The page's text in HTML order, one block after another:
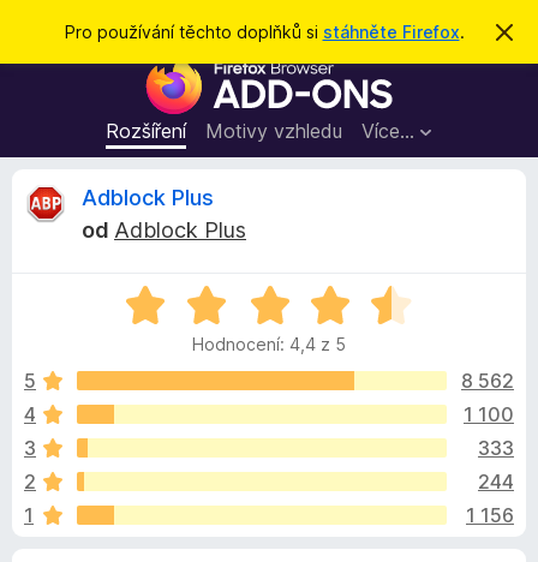
Pro používání těchto doplňků si stáhněte Firefox.
S
r
D
o
p
l
o
p
r
o
l
í
ž
e
Rozšíření Motivy vzhledu Více…
Přihlásit se
R
e
n
z
Adblock Plus
od Adblock Plus
H
n
c
n
:
Hodnocení: 4,4 z 5
5
8 562
4
1 100
3
333
2
244
1
1 156